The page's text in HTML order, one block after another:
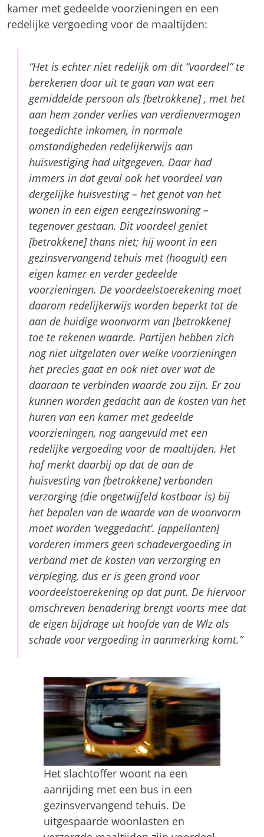
kamer met gedeelde voorzieningen en een
redelijke vergoeding voor de maaltijden:
“Het is echter niet redelijk om dit “voordeel” te
berekenen door uit te gaan van wat een
gemiddelde persoon als [betrokkene] , met het
aan hem zonder verlies van verdienvermogen
toegedichte inkomen, in normale
omstandigheden redelijkerwijs aan
huisvestiging had uitgegeven. Daar had
immers in dat geval ook het voordeel van
dergelijke huisvesting – het genot van het
wonen in een eigen eengezinswoning –
tegenover gestaan. Dit voordeel geniet
[betrokkene] thans niet; hij woont in een
gezinsvervangend tehuis met (hooguit) een
eigen kamer en verder gedeelde
voorzieningen. De voordeelstoerekening moet
daarom redelijkerwijs worden beperkt tot de
aan de huidige woonvorm van [betrokkene]
toe te rekenen waarde. Partijen hebben zich
nog niet uitgelaten over welke voorzieningen
het precies gaat en ook niet over wat de
daaraan te verbinden waarde zou zijn. Er zou
kunnen worden gedacht aan de kosten van het
huren van een kamer met gedeelde
voorzieningen, nog aangevuld met een
redelijke vergoeding voor de maaltijden. Het
hof merkt daarbij op dat de aan de
huisvesting van [betrokkene] verbonden
verzorging (die ongetwijfeld kostbaar is) bij
het bepalen van de waarde van de woonvorm
moet worden ‘weggedacht’. [appellanten]
vorderen immers geen schadevergoeding in
verband met de kosten van verzorging en
verpleging, dus er is geen grond voor
voordeelstoerekening op dat punt. De hiervoor
omschreven benadering brengt voorts mee dat
de eigen bijdrage uit hoofde van de Wlz als
schade voor vergoeding in aanmerking komt.”
Het slachtoffer woont na een
aanrijding met een bus in een
gezinsvervangend tehuis. De
uitgespaarde woonlasten en